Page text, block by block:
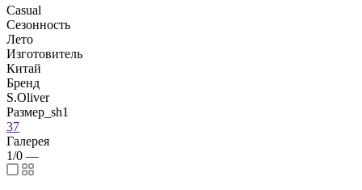
Casual
Сезонность
Лето
Изготовитель
Китай
Бренд
S.Oliver
Размер_sh1
37
Галерея
1/0 —